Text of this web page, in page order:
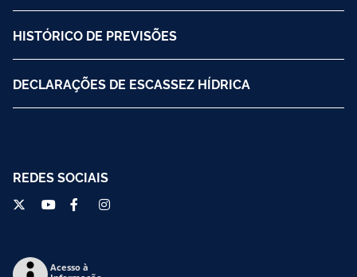
HISTÓRICO DE PREVISÕES
DECLARAÇÕES DE ESCASSEZ HÍDRICA
REDES SOCIAIS
Acesso à